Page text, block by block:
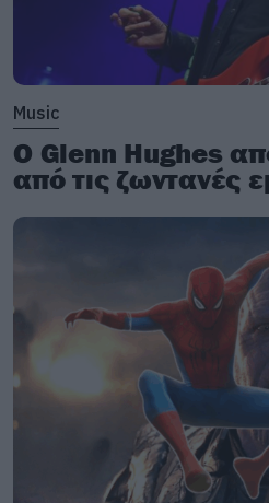
Σιλμαρίλλιον
Music
Ο Glenn Hughes
από τις ζωντανές